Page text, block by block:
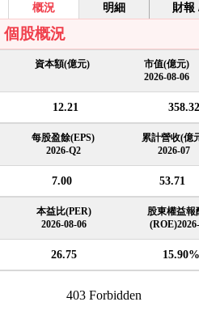
概況 明細 財報
個股概況
資本額(億元)
市值(億元)
2026-08-06
12.21 358.32
每股盈餘(EPS)
2026-Q2
累計營收(億
2026-07
7.00 53.71
本益比(PER)
2026-08-06
股東權益報
26.75 15.90%